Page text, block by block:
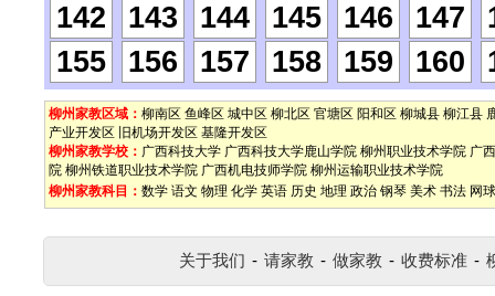
142
143 144 145 146 147
155
156 157 158 159 160
柳州家教区域： 柳南区 鱼峰区 城中区 柳北区 官塘区 阳和区 柳城县 柳江县
产业开发区
旧机场开发区 基隆开发区
柳州家教学校： 广西科技大学 广西科技大学鹿山学院 柳州职业技术学院 广
院 柳州铁道职业技术学院 广西机电技师学院 柳州运输职业技术学院
柳州家教科目： 数学 语文 物理 化学 英语 历史 地理 政治 钢琴 美术 书法 网球
关于我们 - 请家教 - 做家教 - 收费标准 -